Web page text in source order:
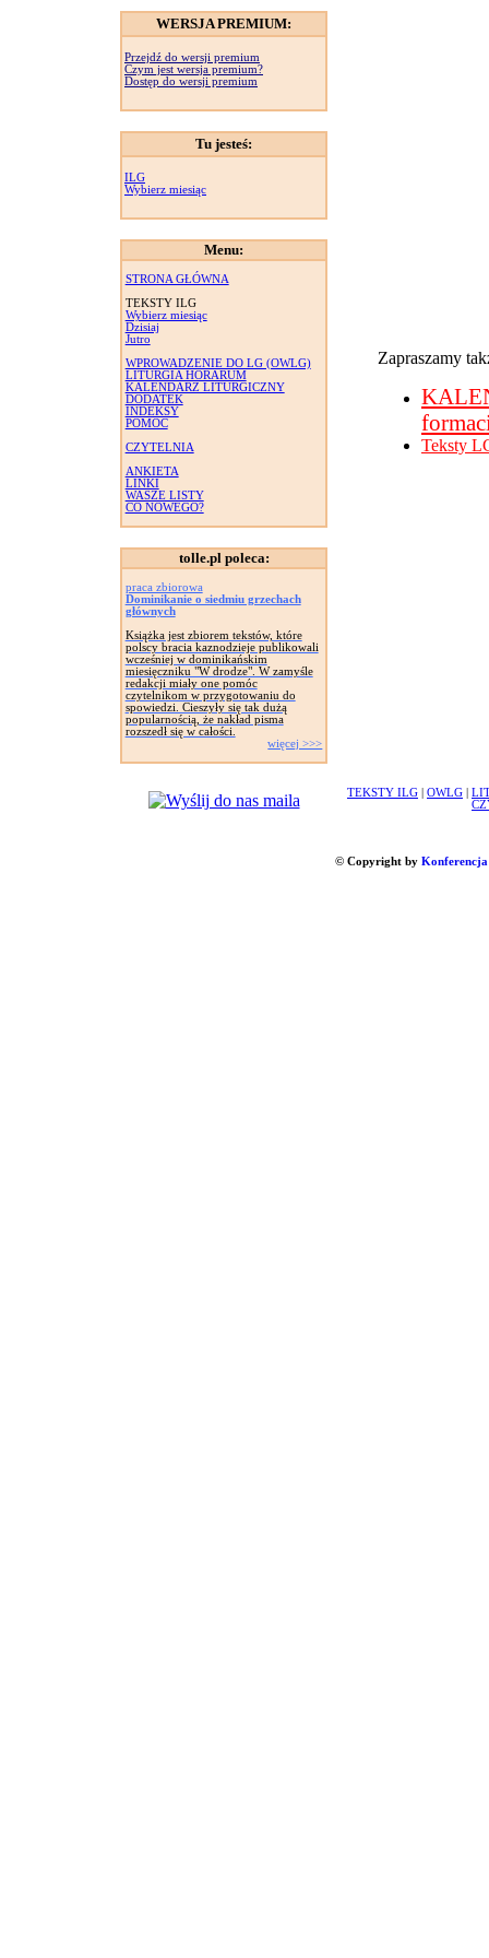
WERSJA PREMIUM:
Przejdź do wersji premium
Czym jest wersja premium?
Dostęp do wersji premium
Tu jesteś:
ILG
Wybierz miesiąc
Menu:
STRONA GŁÓWNA
TEKSTY ILG
Wybierz miesiąc
Dzisiaj
Jutro
WPROWADZENIE DO LG (OWLG)
LITURGIA HORARUM
KALENDARZ LITURGICZNY
DODATEK
INDEKSY
POMOC
CZYTELNIA
ANKIETA
LINKI
WASZE LISTY
CO NOWEGO?
tolle.pl poleca:
praca zbiorowa
Dominikanie o siedmiu grzechach
głównych
Książka jest zbiorem tekstów, które
polscy bracia kaznodzieje publikowali
wcześniej w dominikańskim
miesięczniku "W drodze". W zamyśle
redakcji miały one pomóc
czytelnikom w przygotowaniu do
spowiedzi. Cieszyły się tak dużą
popularnością, że nakład pisma
rozszedł się w całości.
więcej >>>
Zapraszamy
Teksty
TEKSTY ILG OWLG
© Copyright by Konferencja